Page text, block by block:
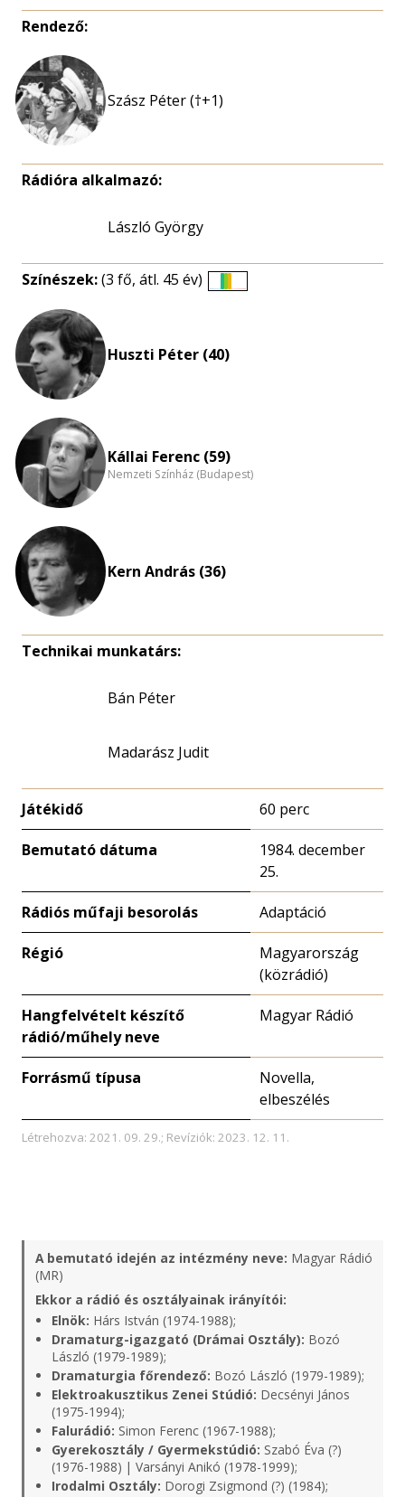
Rendező:
Szász Péter (†+1)
Rádióra alkalmazó:
László György
Színészek:(3 fő, átl. 45 év)
Huszti Péter (40)
Kállai Ferenc (59)
Nemzeti Színház (Budapest)
Kern András (36)
Technikai munkatárs:
Bán Péter
Madarász Judit
Játékidő 60 perc
Bemutató dátuma
1984. december
25.
Rádiós műfaji besorolás Adaptáció
Régió
Magyarország
(közrádió)
Hangfelvételt készítő
rádió/műhely neve
Magyar Rádió
Forrásmű típusa
Novella,
elbeszélés
Létrehozva: 2021. 09. 29.; Revíziók: 2023. 12. 11.
A bemutató idején az intézmény neve: Magyar Rádió
(MR)
Ekkor a rádió és osztályainak irányítói:
Elnök: Hárs István (1974-1988);
Dramaturg-igazgató (Drámai Osztály): Bozó
László (1979-1989);
Dramaturgia főrendező: Bozó László (1979-1989);
Elektroakusztikus Zenei Stúdió: Decsényi János
(1975-1994);
Falurádió: Simon Ferenc (1967-1988);
Gyerekosztály / Gyermekstúdió: Szabó Éva (?)
(1976-1988) | Varsányi Anikó (1978-1999);
Irodalmi Osztály: Dorogi Zsigmond (?) (1984);